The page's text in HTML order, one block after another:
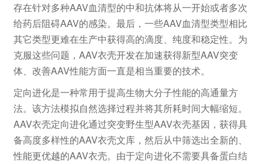
存在针对多种AAV血清型的中和抗体将从一开始或者多次
给药后阻碍AAV的感染。最后，一些AAV血清型类型相比
其它类型更难在生产中获得高的滴度、纯度和稳定性。为
克服这些问题，AAV衣壳开发在加速获得新型AAV突变
体、改善AAV性能方面一直是相当重要的技术。
定向进化是一种常用于提高生物大分子性能的高通量方
法。该方法模拟自然选择过程并将其所耗时间大幅缩短。
AAV衣壳定向进化通过突变野生型AAV衣壳基因，获得具
备高度多样性的AAV衣壳文库，然后从中筛选出全新的、
性能更优越的AAV衣壳。由于定向进化不需要具备蛋白结